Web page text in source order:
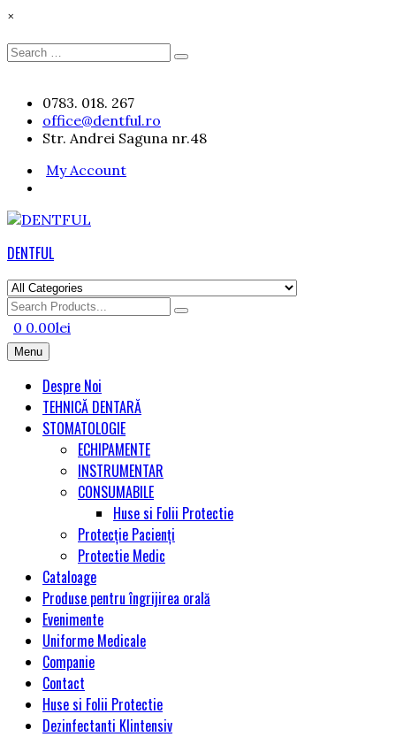
×
Search
Search
Skip
content
0783. 018. 267
office@dentful.ro
Str. Andrei Saguna nr.48
My Account
DENTFUL
Search
for
0 0.00lei
Menu
Despre Noi
TEHNICĂ DENTARĂ
STOMATOLOGIE
ECHIPAMENTE
INSTRUMENTAR
CONSUMABILE
Huse si Folii Protectie
Protecție Pacienți
Protectie Medic
Cataloage
Produse pentru îngrijirea orală
Evenimente
Uniforme Medicale
Companie
Contact
Huse si Folii Protectie
Dezinfectanti Klintensiv